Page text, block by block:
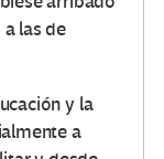
las de
y la
a